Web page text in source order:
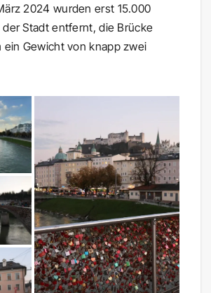
2024 wurden erst 15.000
Stadt entfernt, die Brücke
ein Gewicht von knapp zwei